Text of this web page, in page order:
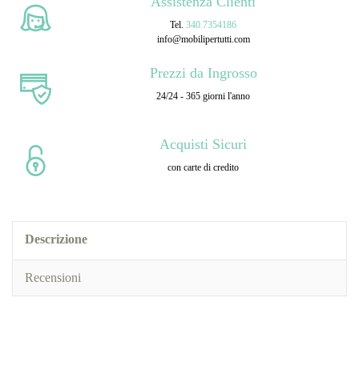
Tel. 340.7354186
info@mobilipertutti.com
Prezzi da Ingrosso
24/24 - 365 giorni l'anno
Acquisti Sicuri
con carte di credito
Descrizione
Recensioni